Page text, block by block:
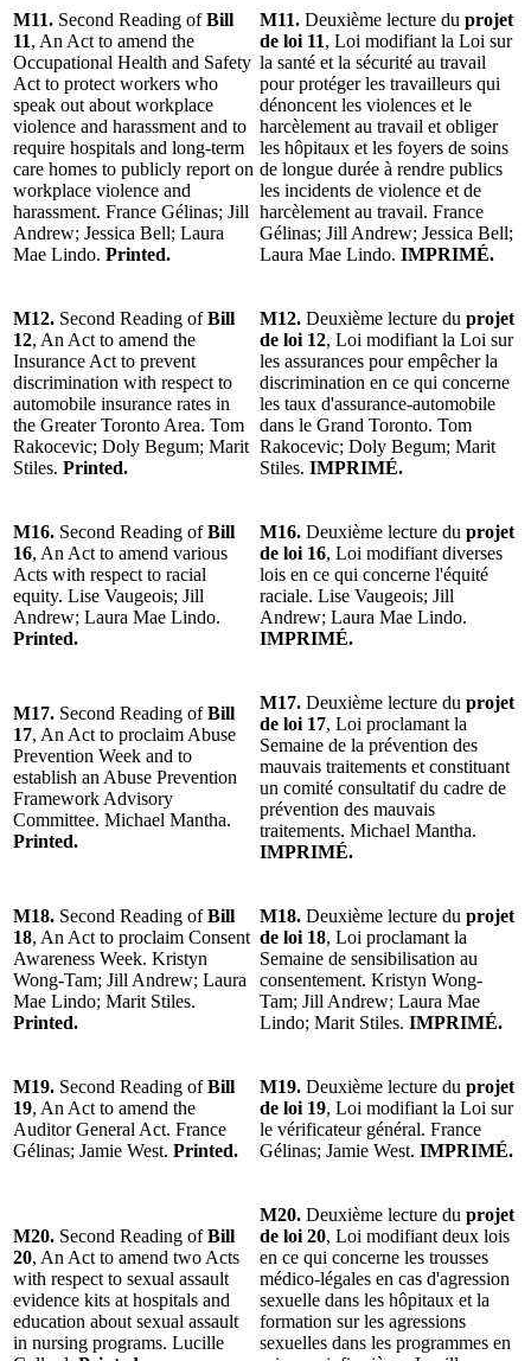
M11. Second Reading ofBill
11, An Act to amend the
Occupational Health and Safety
Act to protect workers who
speak out about workplace
violence and harassment and to
require hospitals and long-term
care homes to publicly report on
workplace violence and
harassment. France Gélinas; Jill
Andrew; Jessica Bell; Laura
Mae Lindo. Printed.
M11. Deuxième lecture du projet
de loi 11, Loi modifiant la Loi sur
la santé et la sécurité au travail
pour protéger les travailleurs qui
dénoncent les violences et le
harcèlement au travail et obliger
les hôpitaux et les foyers de soins
de longue durée à rendre publics
les incidents de violence et de
harcèlement au travail. France
Gélinas; Jill Andrew; Jessica Bell;
Laura Mae Lindo. IMPRIMÉ.
M12. Second Reading ofBill
12, An Act to amend the
Insurance Act to prevent
discrimination with respect to
automobile insurance rates in
the Greater Toronto Area. Tom
Rakocevic; Doly Begum; Marit
Stiles. Printed.
M12. Deuxième lecture du projet
de loi 12, Loi modifiant la Loi sur
les assurances pour empêcher la
discrimination en ce qui concerne
les taux d'assurance-automobile
dans le Grand Toronto. Tom
Rakocevic; Doly Begum; Marit
Stiles. IMPRIMÉ.
M16. Second Reading ofBill
16, An Act to amend various
Acts with respect to racial
equity. Lise Vaugeois; Jill
Andrew; Laura Mae Lindo.
Printed.
M16. Deuxième lecture du projet
de loi 16, Loi modifiant diverses
lois en ce qui concerne l'équité
raciale. Lise Vaugeois; Jill
Andrew; Laura Mae Lindo.
IMPRIMÉ.
M17. Second Reading ofBill
17, An Act to proclaim Abuse
Prevention Week and to
establish an Abuse Prevention
Framework Advisory
Committee. Michael Mantha.
Printed.
M17. Deuxième lecture du projet
de loi 17, Loi proclamant la
Semaine de la prévention des
mauvais traitements et constituant
un comité consultatif du cadre de
prévention des mauvais
traitements. Michael Mantha.
IMPRIMÉ.
M18. Second Reading ofBill
18, An Act to proclaim Consent
Awareness Week. Kristyn
Wong-Tam; Jill Andrew; Laura
Mae Lindo; Marit Stiles.
Printed.
M18. Deuxième lecture du projet
de loi 18, Loi proclamant la
Semaine de sensibilisation au
consentement. Kristyn Wong-
Tam; Jill Andrew; Laura Mae
Lindo; Marit Stiles. IMPRIMÉ.
M19. Second Reading ofBill
19, An Act to amend the
Auditor General Act. France
Gélinas; Jamie West. Printed.
M19. Deuxième lecture du projet
de loi 19, Loi modifiant la Loi sur
le vérificateur général. France
Gélinas; Jamie West. IMPRIMÉ.
M20. Second Reading ofBill
20, An Act to amend two Acts
with respect to sexual assault
evidence kits at hospitals and
education about sexual assault
in nursing programs. Lucille
M20. Deuxième lecture du projet
de loi 20, Loi modifiant deux lois
en ce qui concerne les trousses
médico-légales en cas d'agression
sexuelle dans les hôpitaux et la
formation sur les agressions
sexuelles dans les programmes en